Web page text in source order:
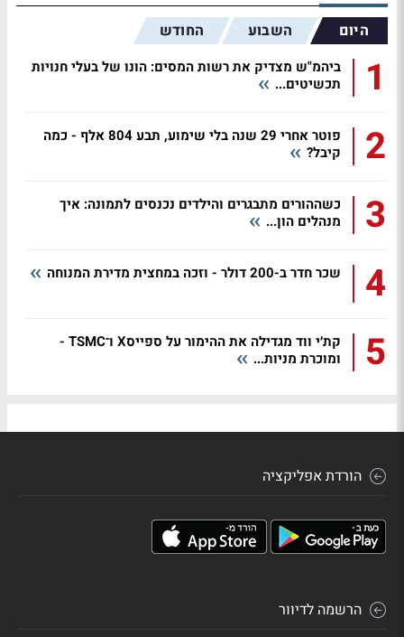
היום השבוע החודש
1
ביהמ"ש מצדיק את רשות המסים: הונו של בעלי חנויות
תכשיטים...
2
פוטר אחרי 29 שנה בלי שימוע, תבע 804 אלף - כמה
קיבל?
3
כשההורים מתבגרים והילדים נכנסים לתמונה: איך
מנהלים הון...
4 שכר חדר ב-200 דולר - וזכה במחצית מדירת המנוחה
5
קת׳י ווד מגדילה את ההימור על ספייסX ו־TSMC -
ומוכרת מניות...
הורדת אפליקציה
הרשמה לדיוור